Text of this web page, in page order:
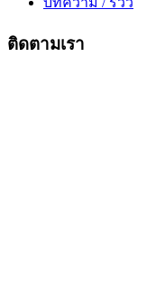
ติดตามเรา